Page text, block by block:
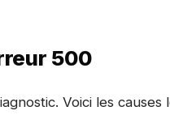
500
Voici les causes